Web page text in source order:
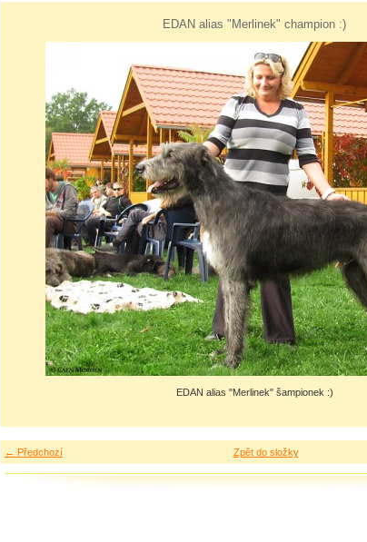
EDAN alias "Merlinek" champion :)
EDAN alias "Merlinek" šampionek :)
← Předchozí Zpět do složky